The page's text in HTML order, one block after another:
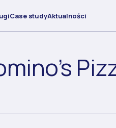
Case studyAktualności